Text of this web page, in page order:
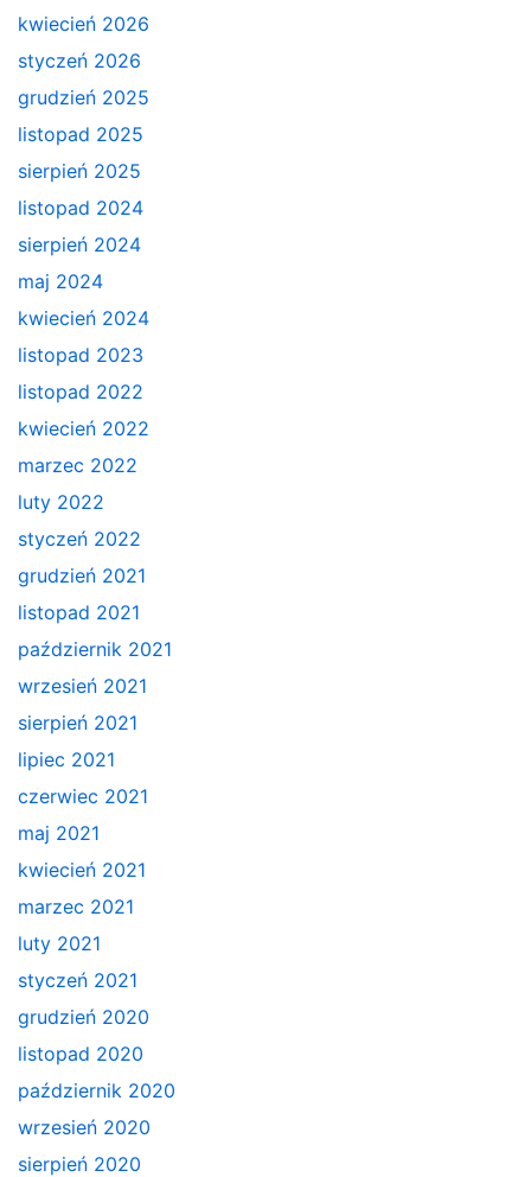
kwiecień 2026
styczeń 2026
grudzień 2025
listopad 2025
sierpień 2025
listopad 2024
sierpień 2024
maj 2024
kwiecień 2024
listopad 2023
listopad 2022
kwiecień 2022
marzec 2022
luty 2022
styczeń 2022
grudzień 2021
listopad 2021
październik 2021
wrzesień 2021
sierpień 2021
lipiec 2021
czerwiec 2021
maj 2021
kwiecień 2021
marzec 2021
luty 2021
styczeń 2021
grudzień 2020
listopad 2020
październik 2020
wrzesień 2020
sierpień 2020